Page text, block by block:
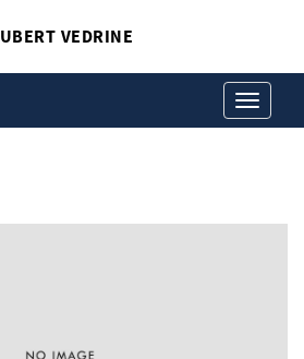
HUBERT VEDRINE
Toggle
navigation